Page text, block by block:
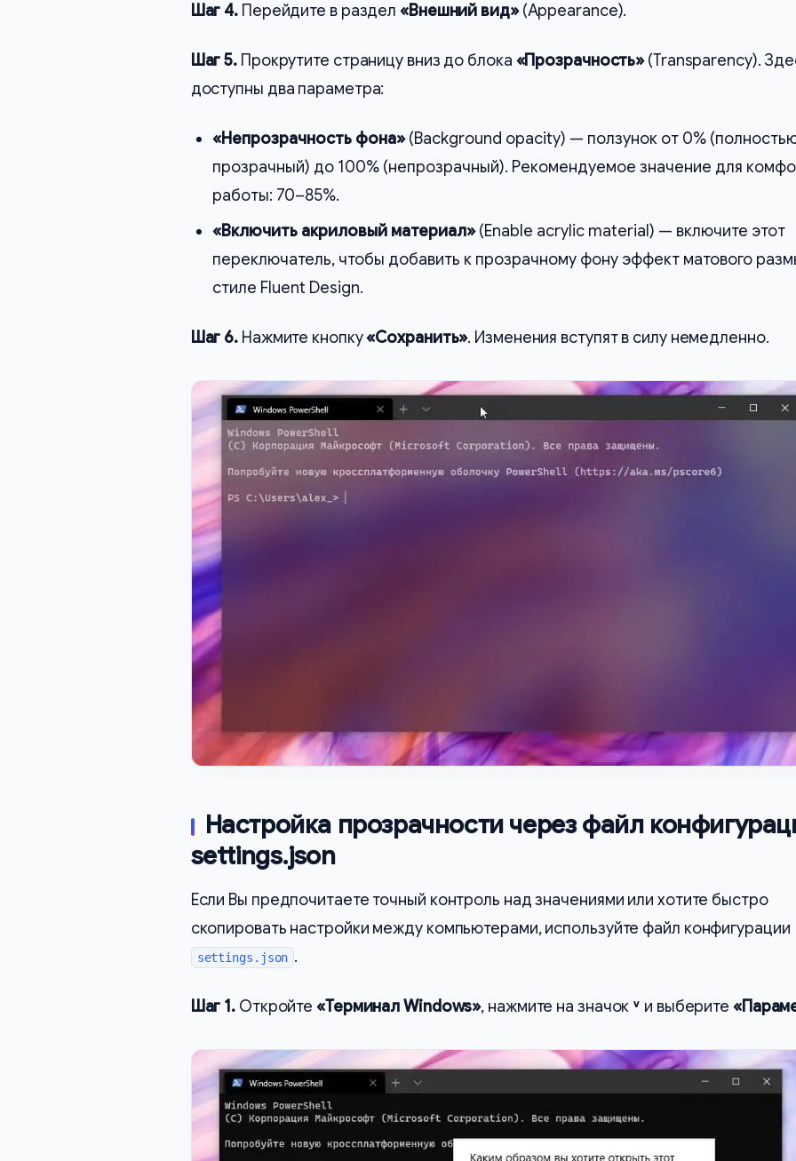
Шаг 4. Перейдите в раздел«Внешний вид»(Appearance).
Шаг 5. Прокрутите страницу вниз до блока «Прозрачность»(Transparency).
доступны два параметра:
«Непрозрачность фона»(Background opacity) — ползунок от 0%
прозрачный) до 100% (непрозрачный). Рекомендуемое значение для
работы: 70–85%.
«Включить акриловый материал»(Enable acrylic material) — включите этот
переключатель, чтобы добавить к прозрачному фону эффект матового
стиле Fluent Design.
Шаг 6. Нажмите кнопку«Сохранить». Изменения вступят в силу немедленно.
Настройка прозрачности через файл
settings.json
Если Вы предпочитаете точный контроль над значениями или хотите быстро
скопировать настройки между компьютерами, используйте файл конфигурации
settings.json .
Шаг 1. Откройте«Терминал Windows», нажмите на значок ˅ и выберите